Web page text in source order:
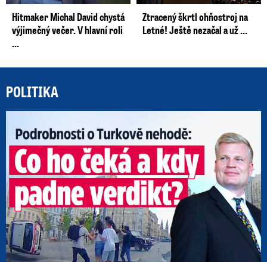
Hitmaker Michal David chystá
výjimečný večer. V hlavní roli
...
Ztracený škrtl ohňostroj na
Letné! Ještě nezačal a už ...
POLITIKA